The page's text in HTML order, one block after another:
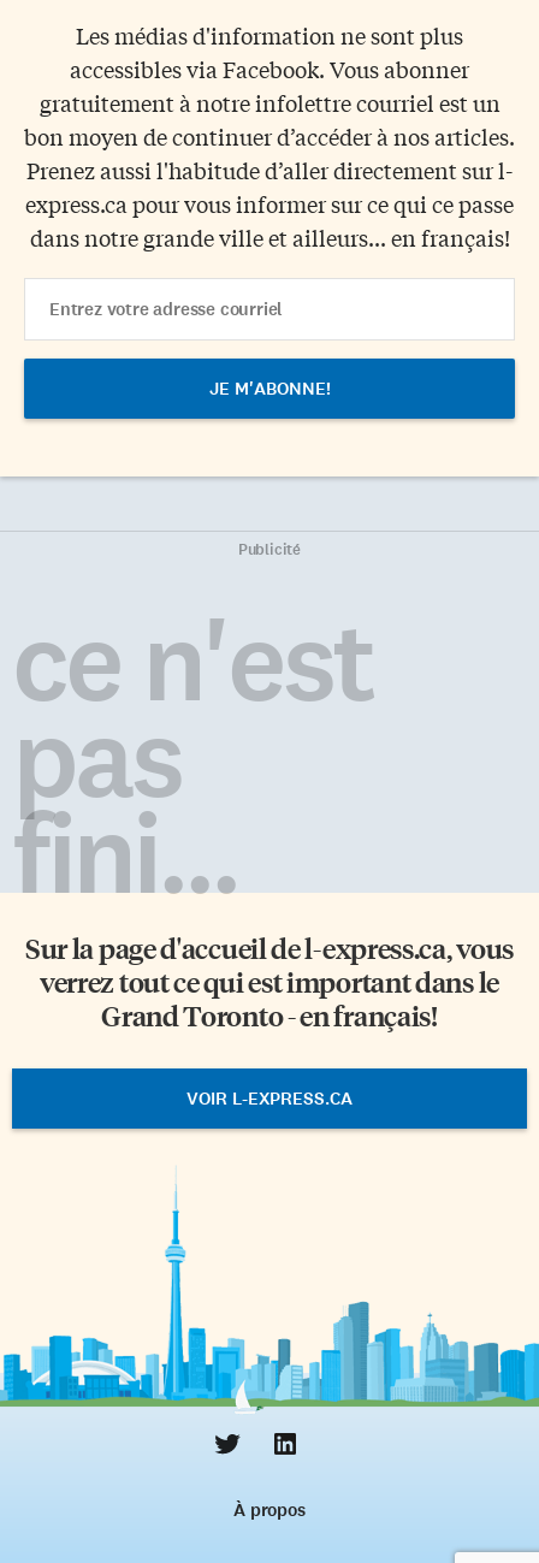
Les médias d'information ne sont plus
accessibles via Facebook. Vous abonner
gratuitement à notre infolettre courriel est un
bon moyen de continuer d’accéder à nos articles.
Prenez aussi l'habitude d’aller directement sur l-
express.ca pour vous informer sur ce qui ce passe
dans notre grande ville et ailleurs... en français!
Address
Publicité
ce n'est
pas
fini...
Sur la page d'accueil del-express.ca, vous
verrez tout ce qui est important dans le
Grand Toronto - en français!
VOIR L-EXPRESS.CA
À propos